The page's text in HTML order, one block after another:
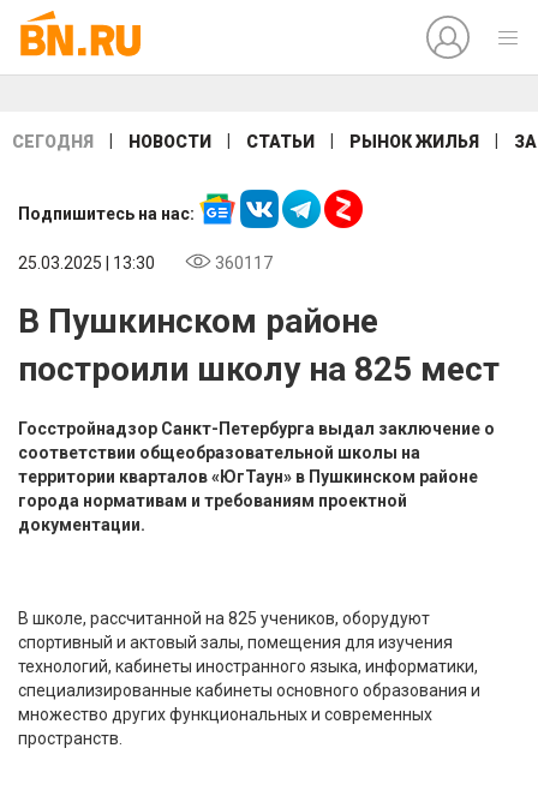
СЕГОДНЯ НОВОСТИ СТАТЬИ РЫНОК ЖИЛЬЯ
Подпишитесь на нас:
25.03.2025 | 13:30 360117
В Пушкинском районе
построили школу на 825 мест
Госстройнадзор Санкт-Петербурга выдал заключение о
соответствии общеобразовательной школы на
территории кварталов «ЮгТаун» в Пушкинском районе
города нормативам и требованиям проектной
документации.
В школе, рассчитанной на 825 учеников, оборудуют
спортивный и актовый залы, помещения для изучения
технологий, кабинеты иностранного языка, информатики,
специализированные кабинеты основного образования и
множество других функциональных и современных
пространств.